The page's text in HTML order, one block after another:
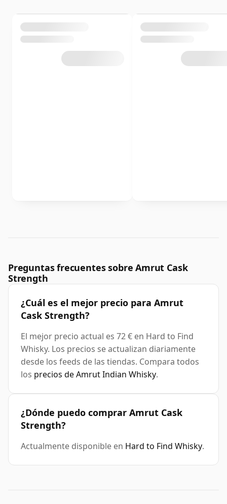
Preguntas frecuentes sobre Amrut Cask
Strength
¿Cuál es el mejor precio para Amrut
Cask Strength?
El mejor precio actual es 72 € en Hard to Find
Whisky. Los precios se actualizan diariamente
desde los feeds de las tiendas. Compara todos
los precios de Amrut Indian Whisky.
¿Dónde puedo comprar Amrut Cask
Strength?
Actualmente disponible en Hard to Find Whisky.